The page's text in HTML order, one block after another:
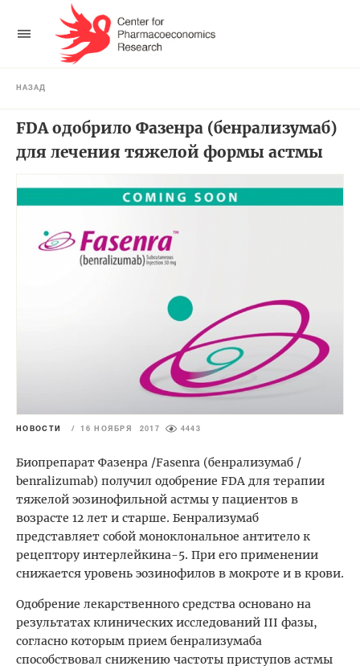
НАЗАД
FDA одобрило Фазенра (бенрализумаб)
для лечения тяжелой формы астмы
НОВОСТИ / 16 НОЯБРЯ 2017 4443
Биопрепарат Фазенра /Fasenra (бенрализумаб /
benralizumab) получил одобрение FDA для терапии
тяжелой эозинофильной астмы у пациентов в
возрасте 12 лет и старше. Бенрализумаб
представляет собой моноклональное антитело к
рецептору интерлейкина-5. При его применении
снижается уровень эозинофилов в мокроте и в крови.
Одобрение лекарственного средства основано на
результатах клинических исследований III фазы,
согласно которым прием бенрализумаба
способствовал снижению частоты приступов астмы